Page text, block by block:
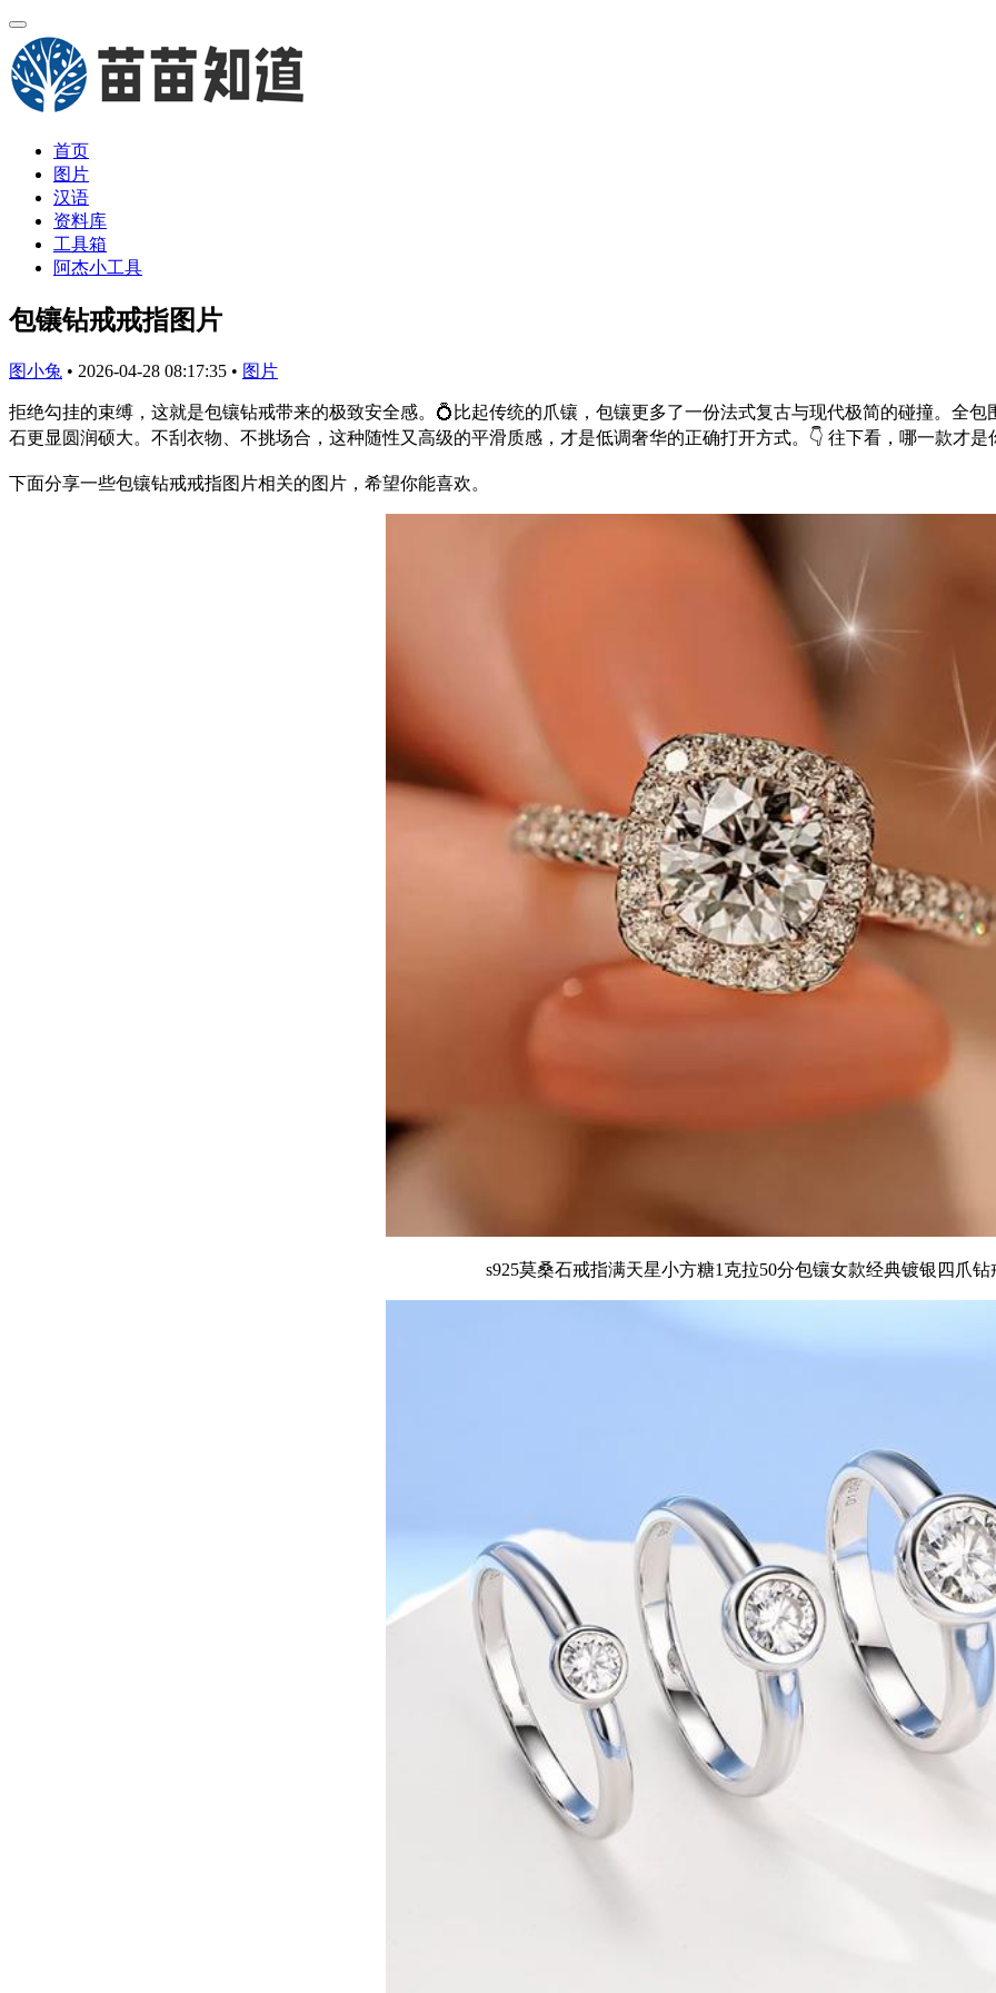
首页
图片
汉语
资料库
工具箱
阿杰小工具
包镶钻戒戒指图片
图小兔 • 2026-04-28 08:17:35 • 图片
拒绝勾挂的束缚，这就是包镶钻戒带来的极致安全感。💍比起传统的爪镶，包镶更多了一份法式复古与现代极简的碰撞。全
石更显圆润硕大。不刮衣物、不挑场合，这种随性又高级的平滑质感，才是低调奢华的正确打开方式。👇 往下看，哪一款才是
下面分享一些包镶钻戒戒指图片相关的图片，希望你能喜欢。
s925莫桑石戒指满天星小方糖1克拉50分包镶女款经典镀银四爪钻